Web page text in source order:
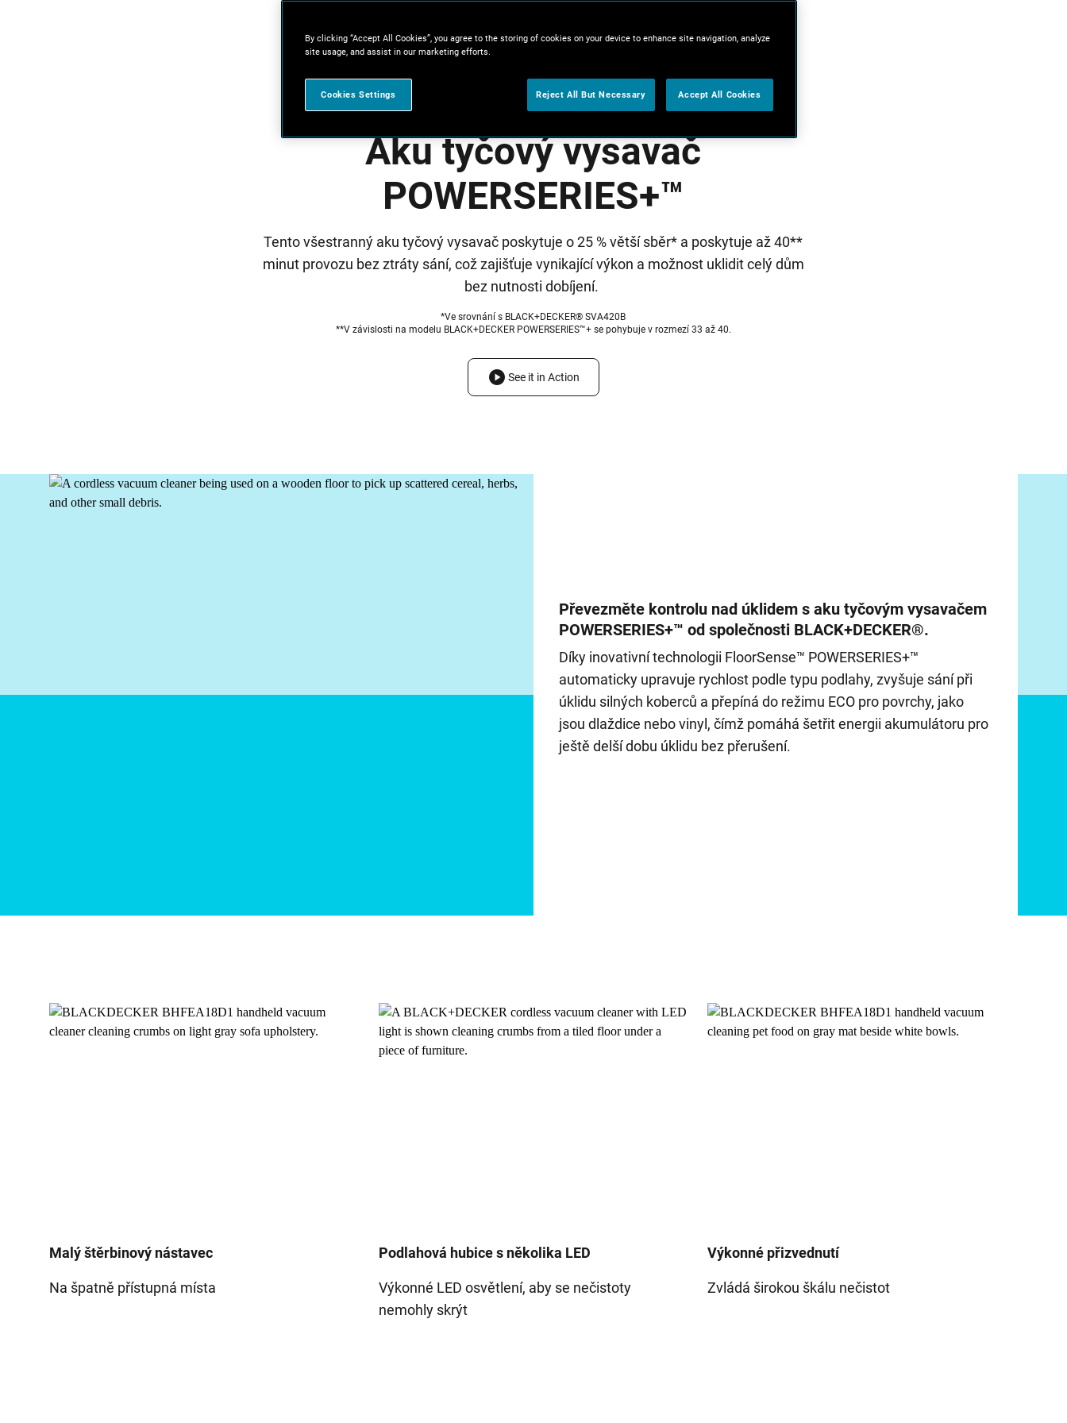
Aku tyčový vysavač
POWERSERIES+™
Tento všestranný aku tyčový vysavač poskytuje o 25 % větší sběr* a poskytuje až 40**
minut provozu bez ztráty sání, což zajišťuje vynikající výkon a možnost uklidit celý dům
bez nutnosti dobíjení.
*Ve srovnání s BLACK+DECKER® SVA420B
**V závislosti na modelu BLACK+DECKER POWERSERIES™+ se pohybuje v rozmezí 33 až 40.
See it in Action
Převezměte kontrolu nad úklidem s aku tyčovým vysavačem
POWERSERIES+™ od společnosti BLACK+DECKER®.
Díky inovativní technologii FloorSense™ POWERSERIES+™
automaticky upravuje rychlost podle typu podlahy, zvyšuje sání při
úklidu silných koberců a přepíná do režimu ECO pro povrchy, jako
jsou dlaždice nebo vinyl, čímž pomáhá šetřit energii akumulátoru pro
ještě delší dobu úklidu bez přerušení.
Malý štěrbinový nástavec
Na špatně přístupná místa
Podlahová hubice s několika LED
Výkonné LED osvětlení, aby se nečistoty
nemohly skrýt
Výkonné přizvednutí
Zvládá širokou škálu nečistot
By clicking “Accept All Cookies”, you agree to the storing of cookies on your device to enhance site navigation, analyze
site usage, and assist in our marketing efforts.
Cookies Settings Reject All But Necessary Accept All Cookies